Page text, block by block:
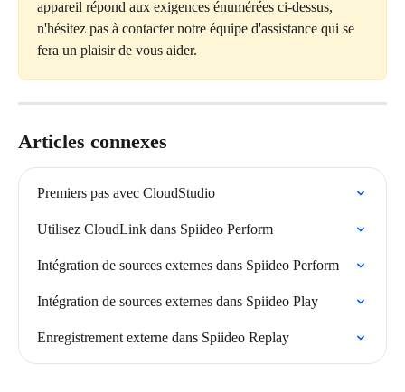
appareil répond aux exigences énumérées ci-dessus,
n'hésitez pas à contacter notre équipe d'assistance qui se
fera un plaisir de vous aider.
Articles connexes
Premiers pas avec CloudStudio
Utilisez CloudLink dans Spiideo Perform
Intégration de sources externes dans Spiideo Perform
Intégration de sources externes dans Spiideo Play
Enregistrement externe dans Spiideo Replay